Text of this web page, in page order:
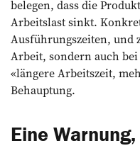
belegen, dass die
Arbeitslast sinkt.
Ausführungszeiten,
Arbeit, sondern auch
«längere Arbeitszeit,
Behauptung.
Eine